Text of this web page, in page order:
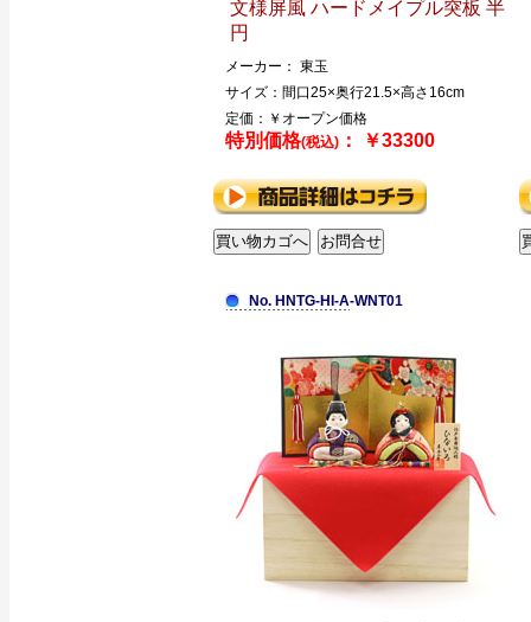
文様屏風 ハードメイプル突板 半
円
メーカー： 東玉
サイズ：間口25×奥行21.5×高さ16cm
定価：￥オープン価格
特別価格(税込)： ￥33300
No. HNTG-HI-A-WNT01